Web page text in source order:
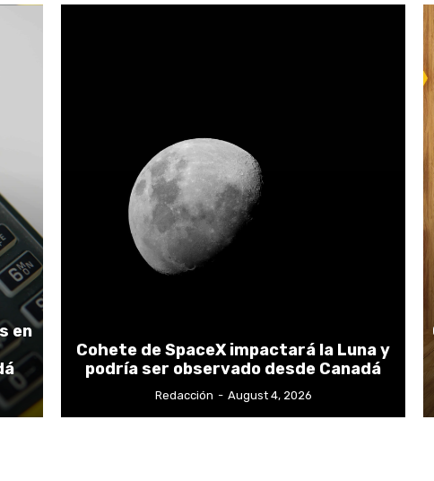
en
Cohete de SpaceX impactará la Luna y
podría ser observado desde Canadá
Redacción - August 4, 2026